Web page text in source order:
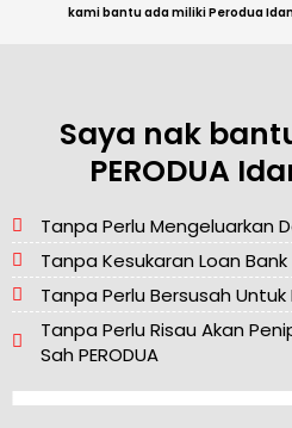
kami bantu ada miliki Perodua
Saya nak
PERODUA
Tanpa Perlu Mengeluarkan
Tanpa Kesukaran Loan Bank
Tanpa Perlu Bersusah
Tanpa Perlu Risau Akan
Sah PERODUA